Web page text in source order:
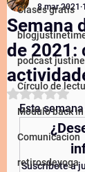
Clases gratis
podcast
Círculo de
Modulo back
Comunicacion
retirosdeyoga
Semana
de 2021:
8 mar 2021
Obtuvo
Esta
Suscríbete a